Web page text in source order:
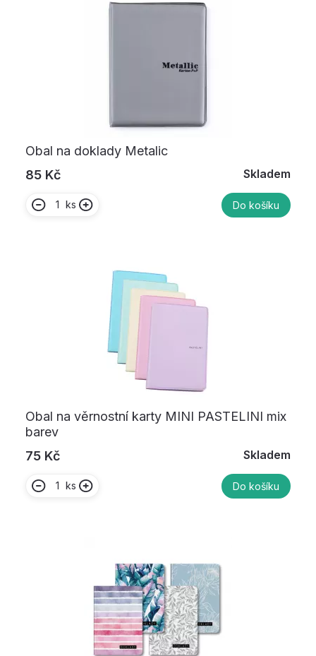
Obal na doklady Metalic
85 Kč
Skladem
ks Do košíku
Obal na věrnostní karty MINI PASTELINI mix
barev
75 Kč
Skladem
ks Do košíku